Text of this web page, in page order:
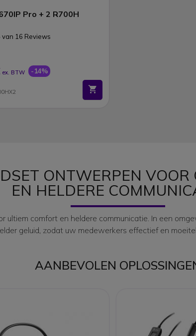
Pro + 2 R700H
van 16 Reviews
ex. BTW -14%
ONTWERPEN VOOR
EN HELDERE
comfort en heldere communicatie. In een
geluid, zodat uw medewerkers effectief en
AANBEVOLEN